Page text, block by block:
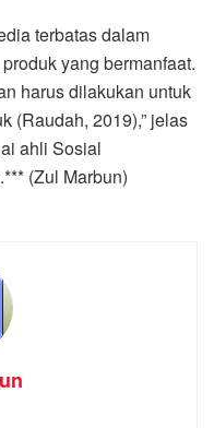
terbatas dalam
yang bermanfaat.
harus dilakukan untuk
(Raudah, 2019),” jelas
ahli Sosial
(Zul Marbun)